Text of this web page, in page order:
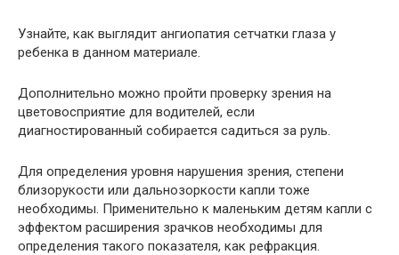
Узнайте, как выглядит ангиопатия сетчатки глаза у
ребенка в данном материале.
Дополнительно можно пройти проверку зрения на
цветовосприятие для водителей, если
диагностированный собирается садиться за руль.
Для определения уровня нарушения зрения, степени
близорукости или дальнозоркости капли тоже
необходимы. Применительно к маленьким детям капли с
эффектом расширения зрачков необходимы для
определения такого показателя, как рефракция.